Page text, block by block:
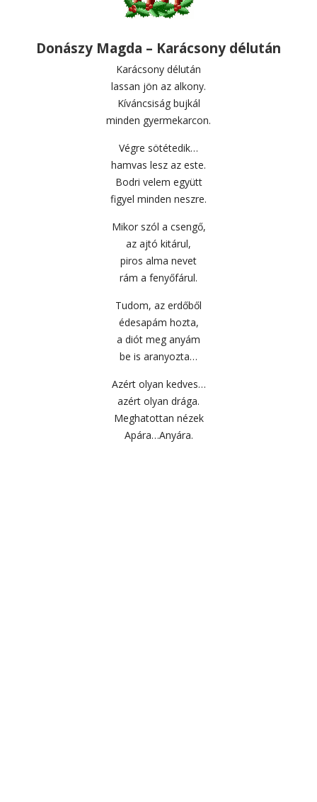
Donászy Magda – Karácsony délután
Karácsony délután
lassan jön az alkony.
Kíváncsiság bujkál
minden gyermekarcon.
Végre sötétedik…
hamvas lesz az este.
Bodri velem együtt
figyel minden neszre.
Mikor szól a csengő,
az ajtó kitárul,
piros alma nevet
rám a fenyőfárul.
Tudom, az erdőből
édesapám hozta,
a diót meg anyám
be is aranyozta…
Azért olyan kedves…
azért olyan drága.
Meghatottan nézek
Apára…Anyára.